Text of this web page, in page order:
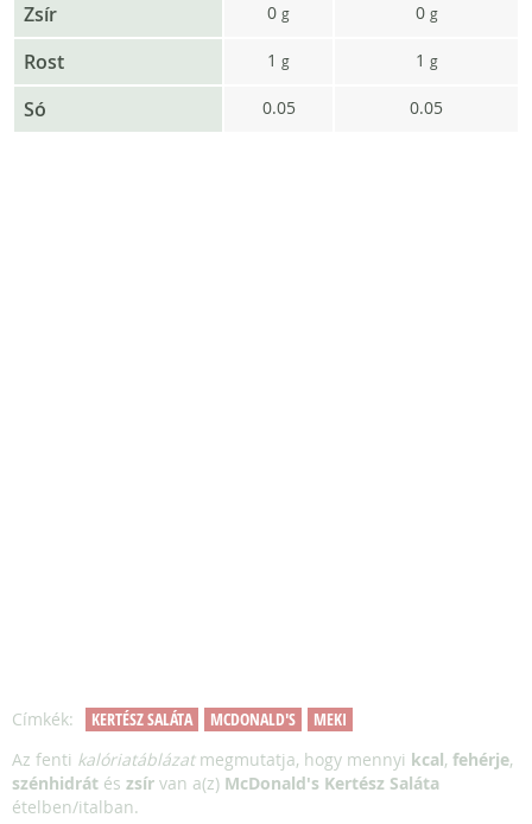
Zsír 0 g 0 g
Rost 1 g 1 g
Só 0.05 0.05
Címkék: KERTÉSZ SALÁTA MCDONALD'S
MEKI
Az fenti kalóriatáblázatmegmutatja, hogy mennyi kcal, fehérje,
szénhidrát és zsír van a(z) McDonald's Kertész Saláta
ételben/italban.